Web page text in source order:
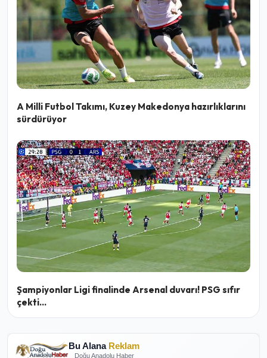
A Milli Futbol Takımı, Kuzey Makedonya hazırlıklarını
sürdürüyor
Şampiyonlar Ligi finalinde Arsenal duvarı! PSG sıfır
çekti...
Bu Alana Reklam
Doğu Anadolu Haber